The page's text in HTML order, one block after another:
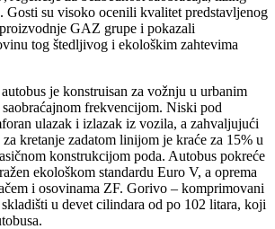
Gosti su visoko ocenili kvalitet predstavljenog
GAZ grupe i pokazali
tog štedljivog i ekološkim zahtevima
je konstruisan za vožnju u urbanim
frekvencijom. Niski pod
ulazak i izlazak iz vozila, a zahvaljujući
kretanje zadatom linijom je kraće za 15% u
konstrukcijom poda. Autobus pokreće
ekološkom standardu Euro V, a oprema
i osovinama ZF. Gorivo – komprimovani
skladišti u devet cilindara od po 102 litara, koji